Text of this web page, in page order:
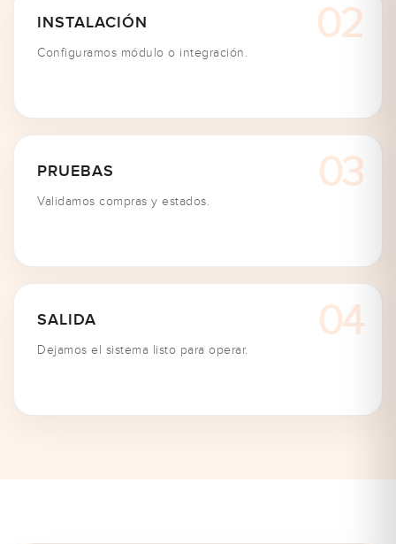
INSTALACIÓN
Configuramos módulo o integración.
PRUEBAS
Validamos compras y estados.
SALIDA
Dejamos el sistema listo para operar.